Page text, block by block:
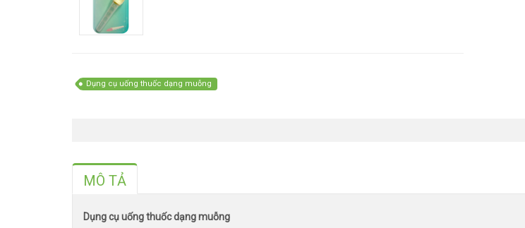
Dụng cụ uống thuốc dạng muỗng
MÔ TẢ
Dụng cụ uống thuốc dạng muỗng